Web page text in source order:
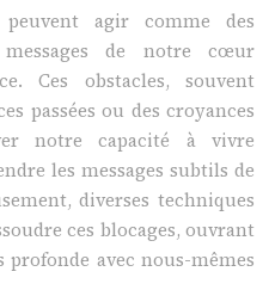
peuvent agir comme des
de notre cœur
Ces obstacles, souvent
passées ou des croyances
notre capacité à vivre
les messages subtils de
diverses techniques
ces blocages, ouvrant
avec nous-mêmes